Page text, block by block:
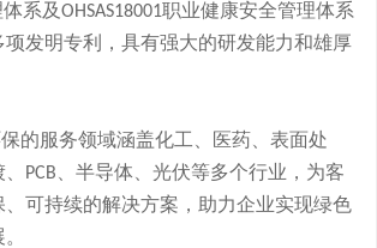
系及OHSAS18001职业健康安全管理体系
项发明专利，具有强大的研发能力和雄厚
的服务领域涵盖化工、医药、表面处
PCB
、半导体、光伏等多个行业，为客
、可持续的解决方案，助力企业实现绿色
。